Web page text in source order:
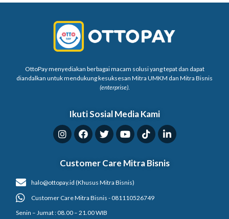
OttoPay menyediakan berbagai macam solusi yang tepat dan dapat
diandalkan untuk mendukung kesuksesan Mitra UMKM dan Mitra Bisnis
(enterprise).
Ikuti Sosial Media Kami
Customer Care Mitra Bisnis
halo@ottopay.id (Khusus Mitra Bisnis)
Customer Care Mitra Bisnis - 081110526749
Senin – Jumat : 08.00 – 21.00 WIB